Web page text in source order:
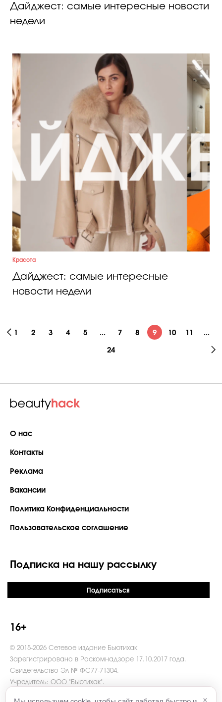
Дайджест: самые интересные новости
недели
Красота
Дайджест: самые интересные
новости недели
1 2 3 4 5 ... 7 8 9 10 11 ...
24
О нас
Контакты
Реклама
Вакансии
Политика Конфиденциальности
Пользовательское соглашение
Подписка на нашу рассылку
Подписаться
16+
© 2015-2026 Сетевое издание Бьютихак
Зарегистрировано в Роскомнадзоре 17.10.2017 года.
Свидетельство Эл № ФС77-71304.
Учредитель: ООО "Бьютихак".
×